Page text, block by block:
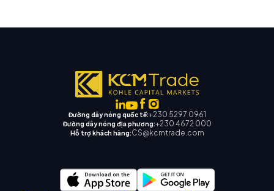
Đường dây nóng quốc tế:+230 5297 0961
Đường dây nóng địa phương:+230 4672 000
Hỗ trợ khách hàng:CS@kcmtrade.com